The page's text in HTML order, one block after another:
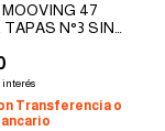
47
N°3 SIN
interés
Transferencia o